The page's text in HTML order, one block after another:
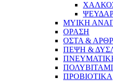
ΜΥΙΚΗ
ΟΡΑΣΗ
ΟΣΤΑ &
ΠΕΨΗ &
ΠΡΟΒΙΟΤΙΚΑ